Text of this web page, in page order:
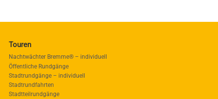
Touren
Nachtwächter Bremme® – individuell
Öffentliche Rundgänge
Stadtrundgänge – individuell
Stadtrundfahrten
Stadtteilrundgänge